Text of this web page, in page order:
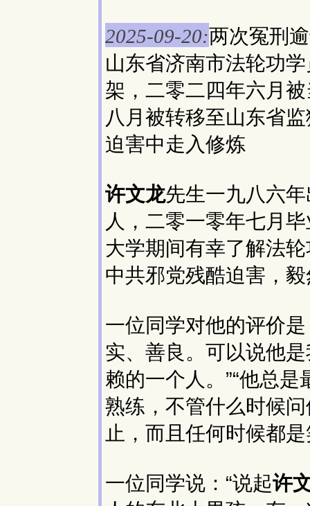
2025-09-20:两次冤刑
山东省济南市法轮功
架，二零二四年六月
八月被转移至山东省
迫害中走入修炼
许文龙先生一九八六
人，二零一零年七月
大学期间有幸了解法
中共邪党残酷迫害，
一位同学对他的评价
实、善良。可以说他
赖的一个人。”“他总
熟练，不管什么时候
止，而且任何时候都
一位同学说：“说起许